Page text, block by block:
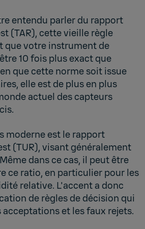
entendu parler du rapport
(TAR), cette vieille règle
que votre instrument de
10 fois plus exact que
que cette norme soit issue
elle est de plus en plus
actuel des capteurs
moderne est le rapport
(TUR), visant généralement
dans ce cas, il peut être
ce ratio, en particulier pour les
relative. L'accent a donc
de règles de décision qui
et les faux rejets.